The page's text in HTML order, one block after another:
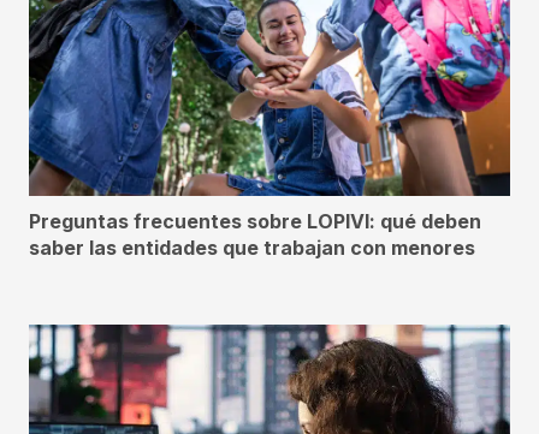
Preguntas frecuentes sobre LOPIVI: qué deben
saber las entidades que trabajan con menores